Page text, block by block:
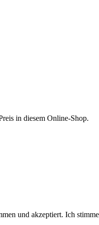
in diesem Online-Shop.
und akzeptiert. Ich